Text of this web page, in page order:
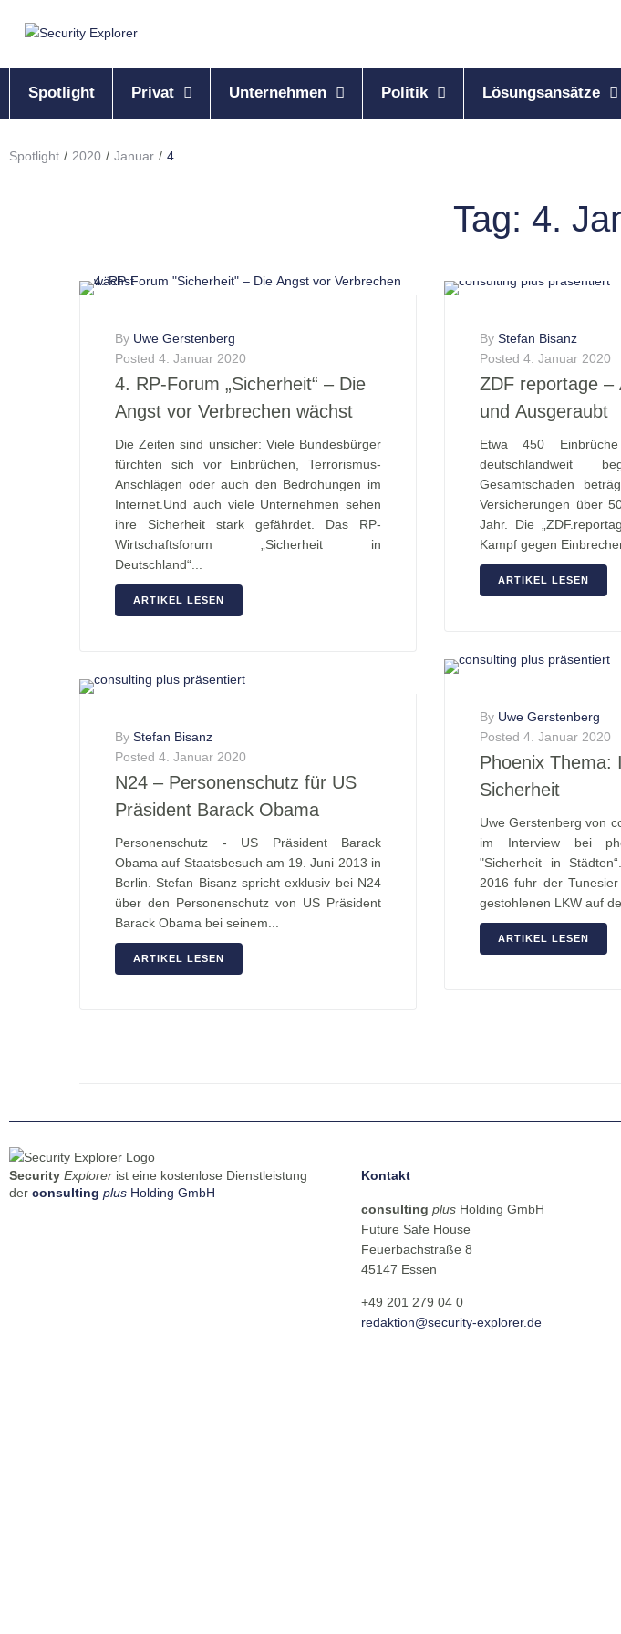
Spotlight Privat Unternehmen Politik Lösungsansätze
Spotlight / 2020 / Januar / 4
Tag: 4.
By Uwe Gerstenberg
Posted 4. Januar 2020
4. RP-Forum „Sicherheit“ – Die
Angst vor Verbrechen wächst
Die Zeiten sind unsicher: Viele Bundesbürger
fürchten sich vor Einbrüchen, Terrorismus-
Anschlägen oder auch den Bedrohungen im
Internet.Und auch viele Unternehmen sehen
ihre Sicherheit stark gefährdet. Das RP-
Wirtschaftsforum „Sicherheit in
Deutschland“...
ARTIKEL LESEN
By Stefan Bisanz
Posted 4. Januar 2020
N24 – Personenschutz für US
Präsident Barack Obama
Personenschutz - US Präsident Barack
Obama auf Staatsbesuch am 19. Juni 2013 in
Berlin. Stefan Bisanz spricht exklusiv bei N24
über den Personenschutz von US Präsident
Barack Obama bei seinem...
ARTIKEL LESEN
By Stefan Bisanz
Posted 4. Januar 2020
ZDF reportage –
und Ausgeraubt
Etwa 450
deutschlandweit
Gesamtschaden
Versicherungen über
Jahr. Die
Kampf gegen
ARTIKEL LESEN
By Uwe Gerstenberg
Posted 4. Januar 2020
Phoenix Thema:
Sicherheit
Uwe Gerstenberg von
im Interview bei
"Sicherheit in
2016 fuhr der
gestohlenen LKW auf
ARTIKEL LESEN
Security Explorer ist eine kostenlose Dienstleistung
der consulting plus Holding GmbH
Kontakt
consulting plus Holding GmbH
Future Safe House
Feuerbachstraße 8
45147 Essen
+49 201 279 04 0
redaktion@security-explorer.de